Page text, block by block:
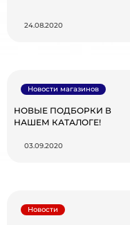
24.08.2020
НОВЫЕ ПОДБОРКИ В
НАШЕМ КАТАЛОГЕ!
Новости магазинов
03.09.2020
Новости